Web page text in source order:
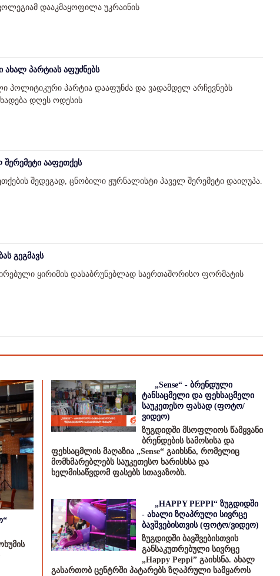
დააკმაყოფილა უკრაინის
ახალ პარტიას აფუძნებს
პოლიტიკური პარტია დააფუნძა და ვადამდელ არჩევნებს
დღეს ოდესის
შერემეტი ააფეთქეს
შედეგად, ცნობილი ჟურნალისტი პაველ შერემეტი დაიღუპა.
გეგმავს
ყირიმის დასაბრუნებლად საერთაშორისო ფორმატის
„Sense“ - ბრენდული
ტანსაცმელი და ფეხსაცმელი
საუკეთესო ფასად (ფოტო/
ვიდეო)
ზუგდიდში მსოფლიოს წამყვანი
ბრენდების სამოსისა და
ფეხსაცმლის მაღაზია „Sense“ გაიხსნა, რომელიც
მომხმარებლებს საუკეთესო ხარისხსა და
ხელმისაწვდომ ფასებს სთავაზობს.
„HAPPY PEPPI“ ზუგდიდში
- ახალი ზღაპრული სივრცე
ბავშვებისთვის (ფოტო/ვიდეო)
ზუგდიდში ბავშვებისთვის
განსაკუთრებული სივრცე
„Happy Peppi” გაიხსნა. ახალ
გასართობ ცენტრში პატარებს ზღაპრული სამყაროს